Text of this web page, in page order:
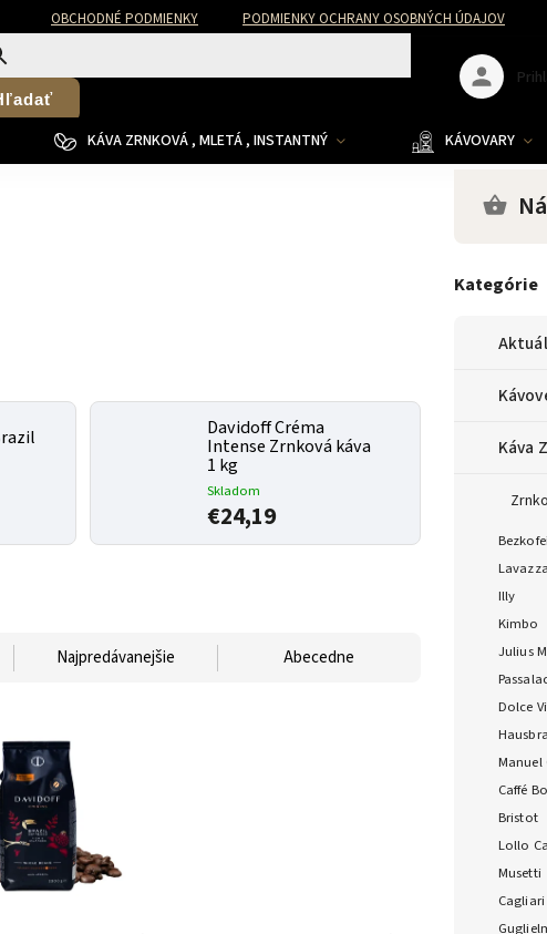
OBCHODNÉ PODMIENKY PODMIENKY OCHRANY OSOBNÝCH ÚDAJOV
KÁVA ZRNKOVÁ , MLETÁ , INSTANTNÝ KÁVOVARY
Kategórie
Káva
Lavazza
Illy
Kimbo
Julius
Dolce
Manuel
Caffé
Bristot
Lollo
Musetti
Cagliari
Davidoff Créma
Intense Zrnková káva
1 kg
Skladom
€24,19
Najpredávanejšie Abecedne